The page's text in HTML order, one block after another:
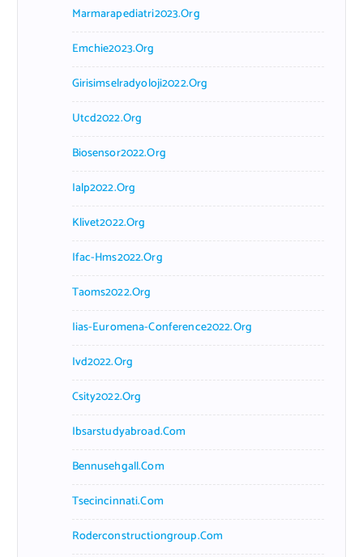
Marmarapediatri2023.org
Emchie2023.org
Girisimselradyoloji2022.org
Utcd2022.org
Biosensor2022.org
Ialp2022.org
Klivet2022.org
Ifac-Hms2022.org
Taoms2022.org
Iias-Euromena-Conference2022.org
Ivd2022.org
Csity2022.org
Ibsarstudyabroad.com
Bennusehgall.com
Tsecincinnati.com
Roderconstructiongroup.com